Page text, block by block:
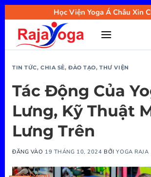
Bỏ
qua
nội
Học Viện Yoga Á Châu Xin
TIN TỨC,CHIA SẺ,ĐÀO TẠO,THƯ VIỆN
Tác Động Của
Lưng, Kỹ Thuật
Lưng Trên
ĐĂNG VÀO 19 THÁNG 10, 2024 BỞIYOGA RAJA